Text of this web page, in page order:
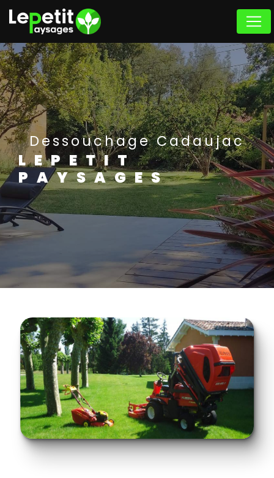
Dessouchage Cadaujac
LEPETIT
PAYSAGES
Panneau de gestion des cookies